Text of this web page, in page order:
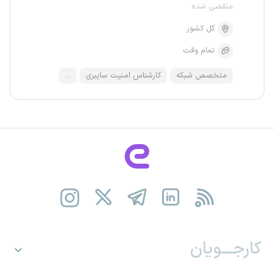
منقضی شده
کل کشور
تمام وقت
متخصص شبکه کارشناس امنیت سایبری ...
کارجـــویان